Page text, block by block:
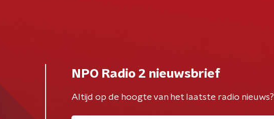
NPO Radio 2 nieuwsbrief
Altijd op de hoogte van het laatste radio nieuws?